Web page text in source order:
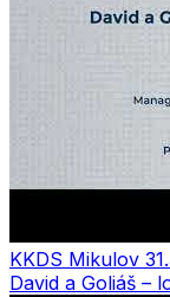
KKDS Mikulov
David a Goliáš –